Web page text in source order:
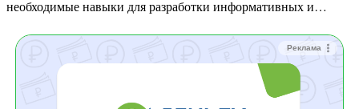
необходимые навыки для разработки информативных и…
Реклама